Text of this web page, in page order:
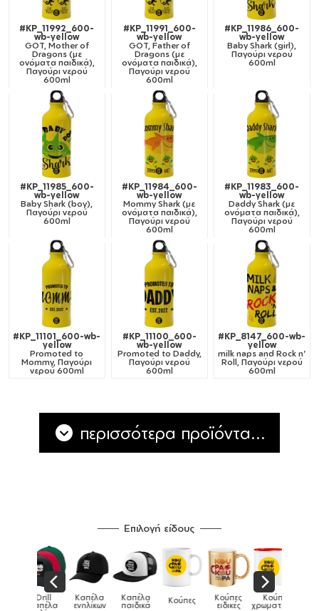
#KP_11992_600-
wb-yellow
GOT, Mother of
Dragons (με
ονόματα παιδικά),
Παγούρι νερού
600ml
#KP_11991_600-
wb-yellow
GOT, Father of
Dragons (με
ονόματα παιδικά),
Παγούρι νερού
600ml
#KP_11986_600-
wb-yellow
Baby Shark (girl),
Παγούρι νερού
600ml
#KP_11985_600-
wb-yellow
Baby Shark (boy),
Παγούρι νερού
600ml
#KP_11984_600-
wb-yellow
Mommy Shark (με
ονόματα παιδικά),
Παγούρι νερού
600ml
#KP_11983_600-
wb-yellow
Daddy Shark (με
ονόματα παιδικά),
Παγούρι νερού
600ml
#KP_11101_600-wb-
yellow
Promoted to
Mommy, Παγούρι
νερού 600ml
#KP_11100_600-
wb-yellow
Promoted to Daddy,
Παγούρι νερού
600ml
#KP_8147_600-wb-
yellow
milk naps and Rock n'
Roll, Παγούρι νερού
600ml
περισσότερα προϊόντα...
Επιλογή είδους
Κούπες Κούπες
ειδικές
Κούπες
χρωματιστές
Κούπες
μεταλλικές
Δοχεία
φαγητού